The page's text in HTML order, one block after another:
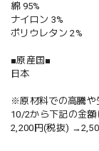
綿 95%
ナイロン 3%
ポリウレタン 2%
■原産国■
日本
※原材料での高騰や
10/2から下記の金額
2,200円(税抜)